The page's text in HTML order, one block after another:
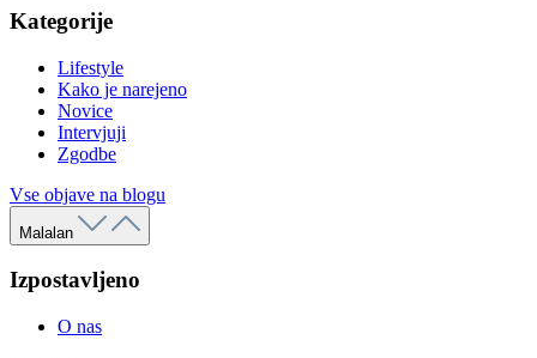
Kategorije
Lifestyle
Kako je narejeno
Novice
Intervjuji
Zgodbe
Vse objave na blogu
Malalan
Izpostavljeno
O nas